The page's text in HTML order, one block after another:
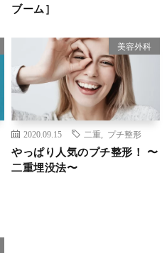
ブーム］
美容外科
2020.09.15 二重 プチ整形
やっぱり人気のプチ整形！ 〜
二重埋没法〜